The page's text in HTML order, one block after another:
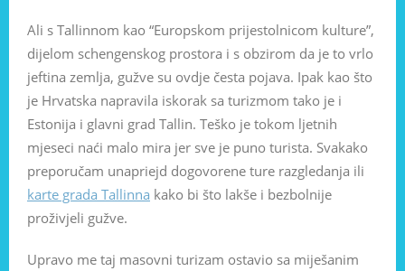
Ali s Tallinnom kao “Europskom prijestolnicom kulture”,
dijelom schengenskog prostora i s obzirom da je to vrlo
jeftina zemlja, gužve su ovdje česta pojava. Ipak kao što
je Hrvatska napravila iskorak sa turizmom tako je i
Estonija i glavni grad Tallin. Teško je tokom ljetnih
mjeseci naći malo mira jer sve je puno turista. Svakako
preporučam unapriejd dogovorene ture razgledanja ili
karte grada Tallinna kako bi što lakše i bezbolnije
proživjeli gužve.
Upravo me taj masovni turizam ostavio sa miješanim